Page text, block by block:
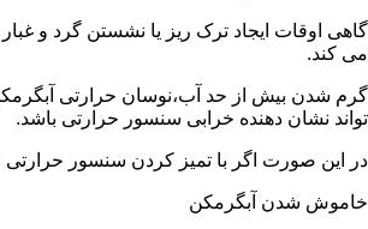
گاهی اوقات ایجاد ترک ریز یا نشستن گرد و
می کند.
گرم شدن بیش از حد آب،نوسان حرارتی
تواند نشان دهنده خرابی سنسور حرارتی باشد.
در این صورت اگر با تمیز کردن سنسور
خاموش شدن آبگرمکن